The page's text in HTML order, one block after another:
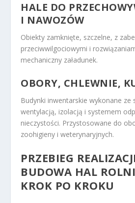
HALE DO
I NAWOZÓW
Obiekty zamknięte, szczelne, z
przeciwwilgociowymi i
mechaniczny załadunek.
OBORY, CHLEWNIE,
Budynki inwentarskie wykonane ze
wentylacją, izolacją i systemem
nieczystości. Przystosowane do
zoohigieny i weterynaryjnych.
PRZEBIEG
BUDOWA HAL
KROK PO KROKU